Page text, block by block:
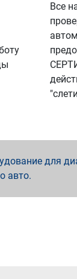
Все
для
авто.